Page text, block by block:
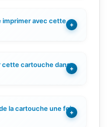
imprimer avec cette +
cette cartouche dans+
la cartouche une fois
+